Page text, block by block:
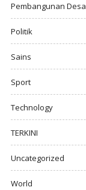
Pembangunan Desa
Politik
Sains
Sport
Technology
TERKINI
Uncategorized
World